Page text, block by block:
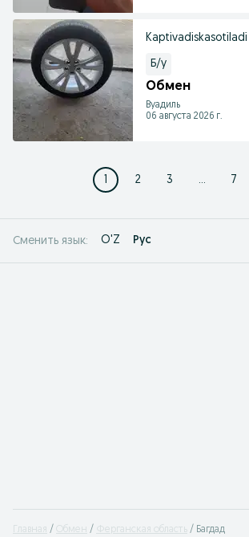
Kaptivadiskasotiladi
Б/у
Обмен
Вуадиль
06 августа 2026 г.
1 2 3 ... 7
Сменить язык: O'Z Рус
Главная Обмен Ферганская область Багдад